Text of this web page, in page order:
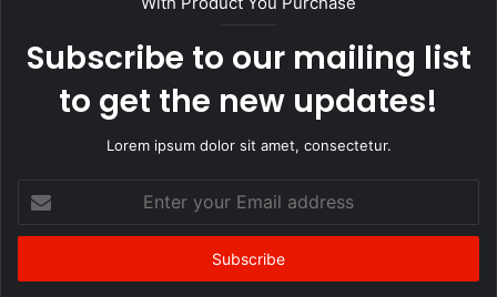
Subscribe to our mailing list
to get the new updates!
Lorem ipsum dolor sit amet, consectetur.
your
Email